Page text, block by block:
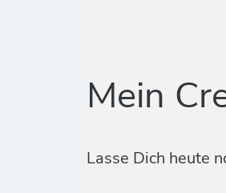
Mein
Lasse Dich heute